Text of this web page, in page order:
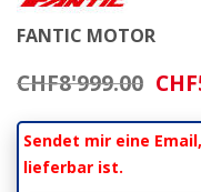
FANTIC MOTOR
CHF8'999.00
war:
CHF
Sendet mir eine
lieferbar ist.